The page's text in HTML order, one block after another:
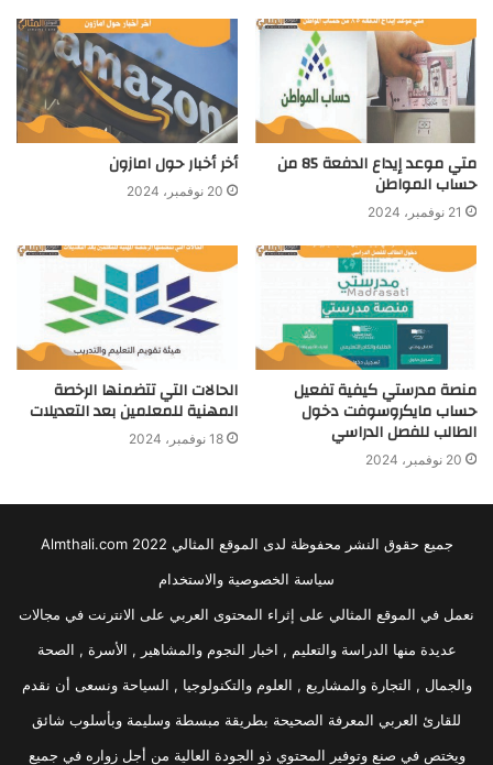
متي موعد إيداع الدفعة 85 من
حساب المواطن
21 نوفمبر، 2024
أخر أخبار حول امازون
20 نوفمبر، 2024
منصة مدرستي كيفية تفعيل
حساب مايكروسوفت دخول
الطالب للفصل الدراسي
20 نوفمبر، 2024
الحالات التي تتضمنها الرخصة
المهنية للمعلمين بعد التعديلات
18 نوفمبر، 2024
جميع حقوق النشر محفوظة لدى الموقع المثالي 2022 Almthali.com
سياسة الخصوصية والاستخدام
نعمل في الموقع المثالي على إثراء المحتوى العربي على الانترنت في مجالات
عديدة منها الدراسة والتعليم , اخبار النجوم والمشاهير , الأسرة , الصحة
والجمال , التجارة والمشاريع , العلوم والتكنولوجيا , السياحة ونسعى أن نقدم
للقارئ العربي المعرفة الصحيحة بطريقة مبسطة وسليمة وبأسلوب شائق
ويختص في صنع وتوفير المحتوي ذو الجودة العالية من أجل زواره في جميع